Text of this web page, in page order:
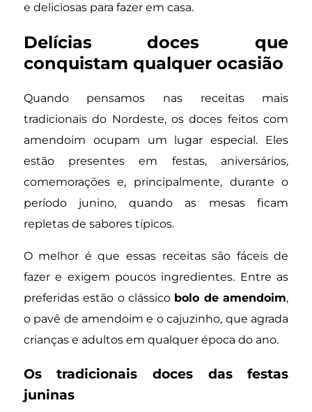
e deliciosas para fazer em casa.
Delícias doces que
conquistam qualquer ocasião
Quando pensamos nas receitas mais
tradicionais do Nordeste, os doces feitos com
amendoim ocupam um lugar especial. Eles
estão presentes em festas, aniversários,
comemorações e, principalmente, durante o
período junino, quando as mesas ficam
repletas de sabores típicos.
O melhor é que essas receitas são fáceis de
fazer e exigem poucos ingredientes. Entre as
preferidas estão o clássico bolo de amendoim,
o pavê de amendoim e o cajuzinho, que agrada
crianças e adultos em qualquer época do ano.
Os tradicionais doces das festas
juninas